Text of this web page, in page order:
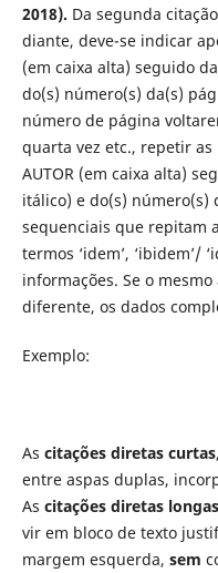
2018). Da segunda
diante, deve-se indicar
(em caixa alta) seguido
do(s) número(s) da(s)
número de página
quarta vez etc., repetir as
AUTOR (em caixa alta)
itálico) e do(s) número(s)
sequenciais que repitam
termos ‘idem’, ‘ibidem’/
informações. Se o
diferente, os dados
Exemplo:
As citações diretas curtas
entre aspas duplas,
As citações diretas longas
vir em bloco de texto
margem esquerda, sem